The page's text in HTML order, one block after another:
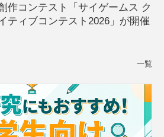
作コンテスト「サイゲームス ク
ティブコンテスト2026」が開催
一覧